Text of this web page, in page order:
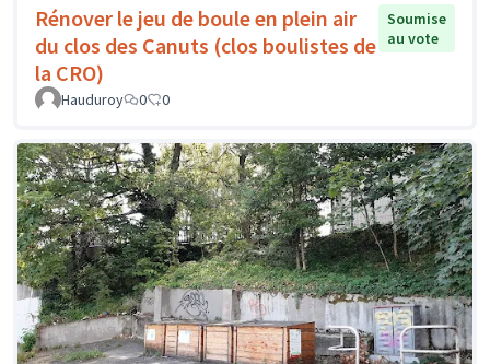
Rénover le jeu de boule en plein air
du clos des Canuts (clos boulistes de
la CRO)
Soumise
au vote
Hauduroy 0 0